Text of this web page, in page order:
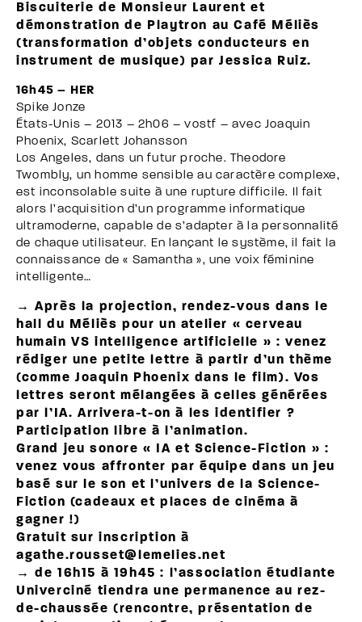
Biscuiterie de Monsieur Laurent et
démonstration de Playtron au Café Méliès
(transformation d’objets conducteurs en
instrument de musique) par Jessica Ruiz.
16h45 – HER
Spike Jonze
États-Unis – 2013 – 2h06 – vostf – avec Joaquin
Phoenix, Scarlett Johansson
Los Angeles, dans un futur proche. Theodore
Twombly, un homme sensible au caractère complexe,
est inconsolable suite à une rupture difficile. Il fait
alors l’acquisition d’un programme informatique
ultramoderne, capable de s’adapter à la personnalité
de chaque utilisateur. En lançant le système, il fait la
connaissance de « Samantha », une voix féminine
intelligente…
→ Après la projection, rendez-vous dans le
hall du Méliès pour un atelier « cerveau
humain VS intelligence artificielle » : venez
rédiger une petite lettre à partir d’un thème
(comme Joaquin Phoenix dans le film). Vos
lettres seront mélangées à celles générées
par l’IA. Arrivera-t-on à les identifier ?
Participation libre à l’animation.
Grand jeu sonore « IA et Science-Fiction » :
venez vous affronter par équipe dans un jeu
basé sur le son et l’univers de la Science-
Fiction (cadeaux et places de cinéma à
gagner !)
Gratuit sur inscription à
agathe.rousset@lemelies.net
→ de 16h15 à 19h45 : l’association étudiante
Univerciné tiendra une permanence au rez-
de-chaussée (rencontre, présentation de